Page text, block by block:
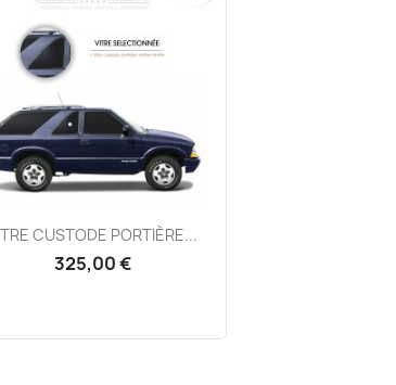
Aperçu rapide
CUSTODE PORTIÈRE...
325,00 €